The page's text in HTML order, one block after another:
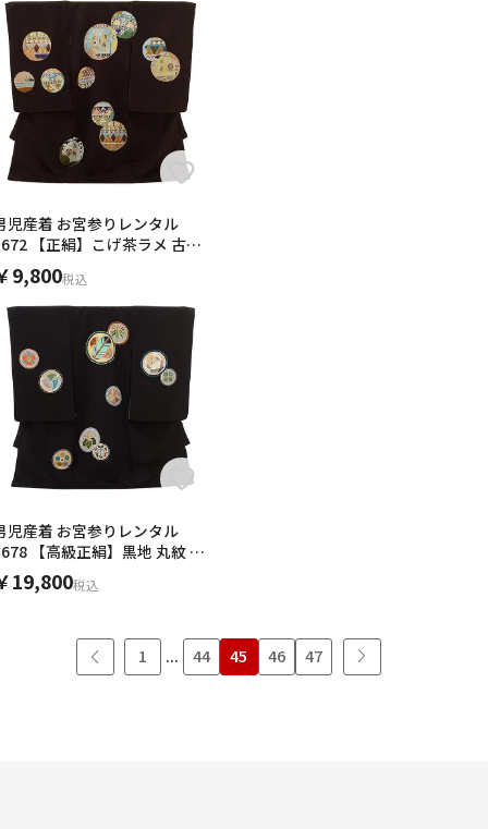
児産着 お宮参りレンタル
【正絹】こげ茶ラメ 古代
ジプト
9,800税込
児産着 お宮参りレンタル
【高級正絹】黒地 丸紋 小
19,800税込
1 ... 44 45 46 47